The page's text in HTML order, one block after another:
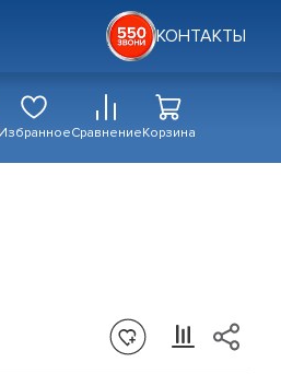
КОНТАКТЫ
ИзбранноеСравнениеКорзина